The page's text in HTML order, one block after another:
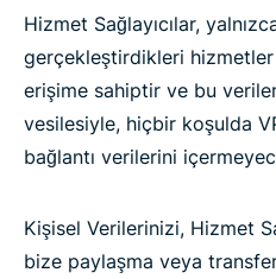
Hizmet Sağlayıcılar,
gerçekleştirdikleri
erişime sahiptir ve bu
vesilesiyle, hiçbir koşulda
bağlantı verilerini
Kişisel Verilerinizi, Hizmet
bize paylaşma veya